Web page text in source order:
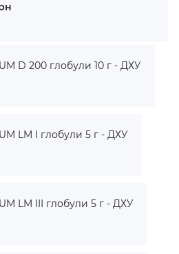
D 200 глобули 10 г - ДХУ
LM I глобули 5 г - ДХУ
LM III глобули 5 г - ДХУ